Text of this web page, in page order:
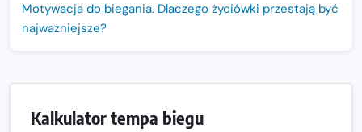
Motywacja do biegania. Dlaczego życiówki przestają być
najważniejsze?
Sprawdzony przebieg i profil stworzony do szybkiego
Kalkulator tempa biegu